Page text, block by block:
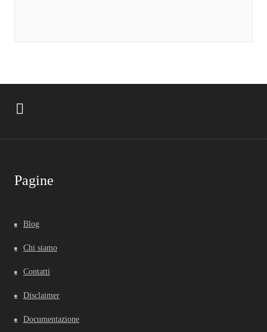
Pagine
Blog
Chi siamo
Contatti
Disclaimer
Documentazione